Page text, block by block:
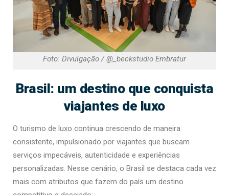
Foto: Divulgação / @_beckstudio Embratur
Brasil: um destino que conquista
viajantes de luxo
O turismo de luxo continua crescendo de maneira
consistente, impulsionado por viajantes que buscam
serviços impecáveis, autenticidade e experiências
personalizadas. Nesse cenário, o Brasil se destaca cada vez
mais com atributos que fazem do país um destino